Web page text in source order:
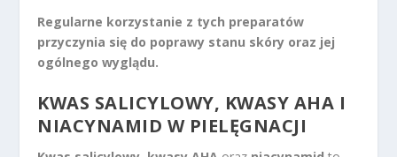
Regularne korzystanie z tych preparatów
przyczynia się do poprawy stanu skóry oraz jej
ogólnego wyglądu.
KWAS SALICYLOWY, KWASY AHA I
NIACYNAMID W PIELĘGNACJI